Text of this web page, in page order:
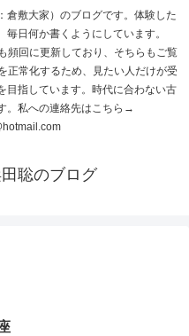
倉敷大家）のブログです。体験した
日何か書くようにしています。
頻回に更新しており、そちらもご覧
正常化するため、見たい人だけが受
目指しています。時代に合わない古
。私への連絡先はこちら→
聡のブログ